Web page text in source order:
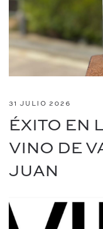
31 JULIO 2026
ÉXITO EN
VINO DE
JUAN